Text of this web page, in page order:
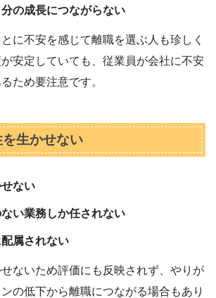
の成長につながらない
に不安を感じて離職を選ぶ人も珍しく
安定していても、従業員が会社に不安
ため要注意です。
生かせない
ない
い業務しか任されない
属されない
ないため評価にも反映されず、やりが
の低下から離職につながる場合もあり